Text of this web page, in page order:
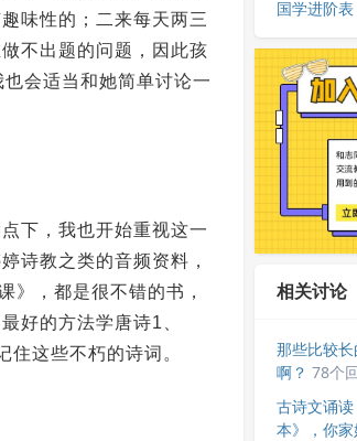
味性的；二来每天两三
不出题的问题，因此孩
会适当和她简单讨论一
下，我也开始重视这一
诗教之类的音频资料，
》，都是很不错的书，
好的方法学唐诗1、
这些不朽的诗词。
国学进阶表
相关讨论
那些比较
啊？ 78个
古诗文诵
本》，你